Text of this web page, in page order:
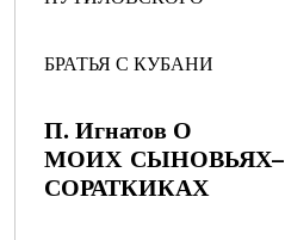
БРАТЬЯ С КУБАНИ
П. Игнатов О
МОИХ СЫНОВЬЯХ–
СОРАТКИКАХ